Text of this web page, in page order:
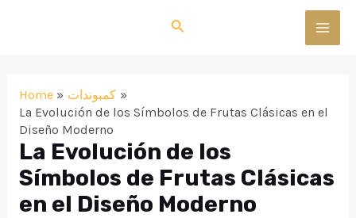
Search
Home
كمبوندات
La Evolución de los Símbolos de Frutas Clásicas en el
Diseño Moderno
La Evolución de los
Símbolos de Frutas Clásicas
en el Diseño Moderno